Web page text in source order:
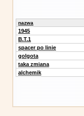
nazwa
1945
B.T.1
spacer po linie
golgota
taka zmiana
alchemik